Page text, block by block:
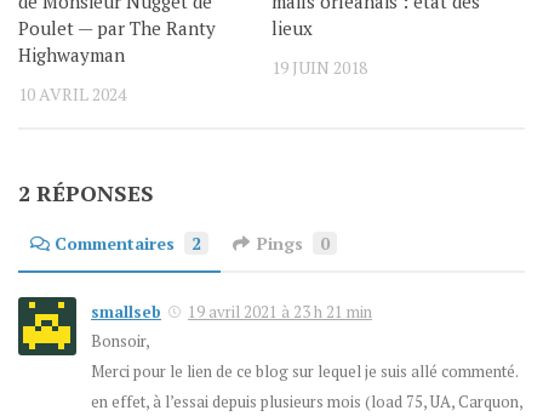
Poulet — par The Ranty
Highwayman
10 AVRIL 2024
lieux
19 JUIN 2018
2 RÉPONSES
Commentaires 2 Pings 0
smallseb
19 avril 2021 à 23 h 21 min
Bonsoir,
Merci pour le lien de ce blog sur lequel je suis allé commenté.
en effet, à l’essai depuis plusieurs mois (load 75, UA, Carquon,